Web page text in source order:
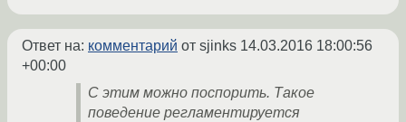
Ответ на: комментарий от sjinks 14.03.2016 18:00:56
+00:00
С этим можно поспорить. Такое
поведение регламентируется